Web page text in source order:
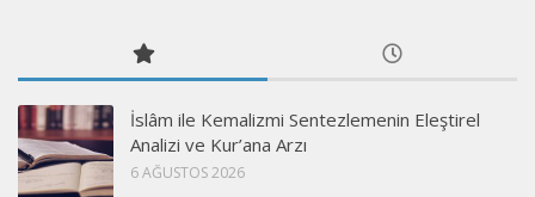
İslâm ile Kemalizmi Sentezlemenin Eleştirel
Analizi ve Kur’ana Arzı
6 AĞUSTOS 2026